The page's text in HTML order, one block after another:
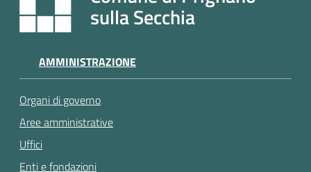
a
p
t
a
m
e
sulla Secchia
AMMINISTRAZIONE
Organi di governo
Aree amministrative
Uffici
Enti e fondazioni